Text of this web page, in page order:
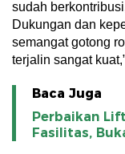
sudah
Dukungan dan
semangat gotong
terjalin sangat
Baca Juga
Perbaikan
Fasilitas,